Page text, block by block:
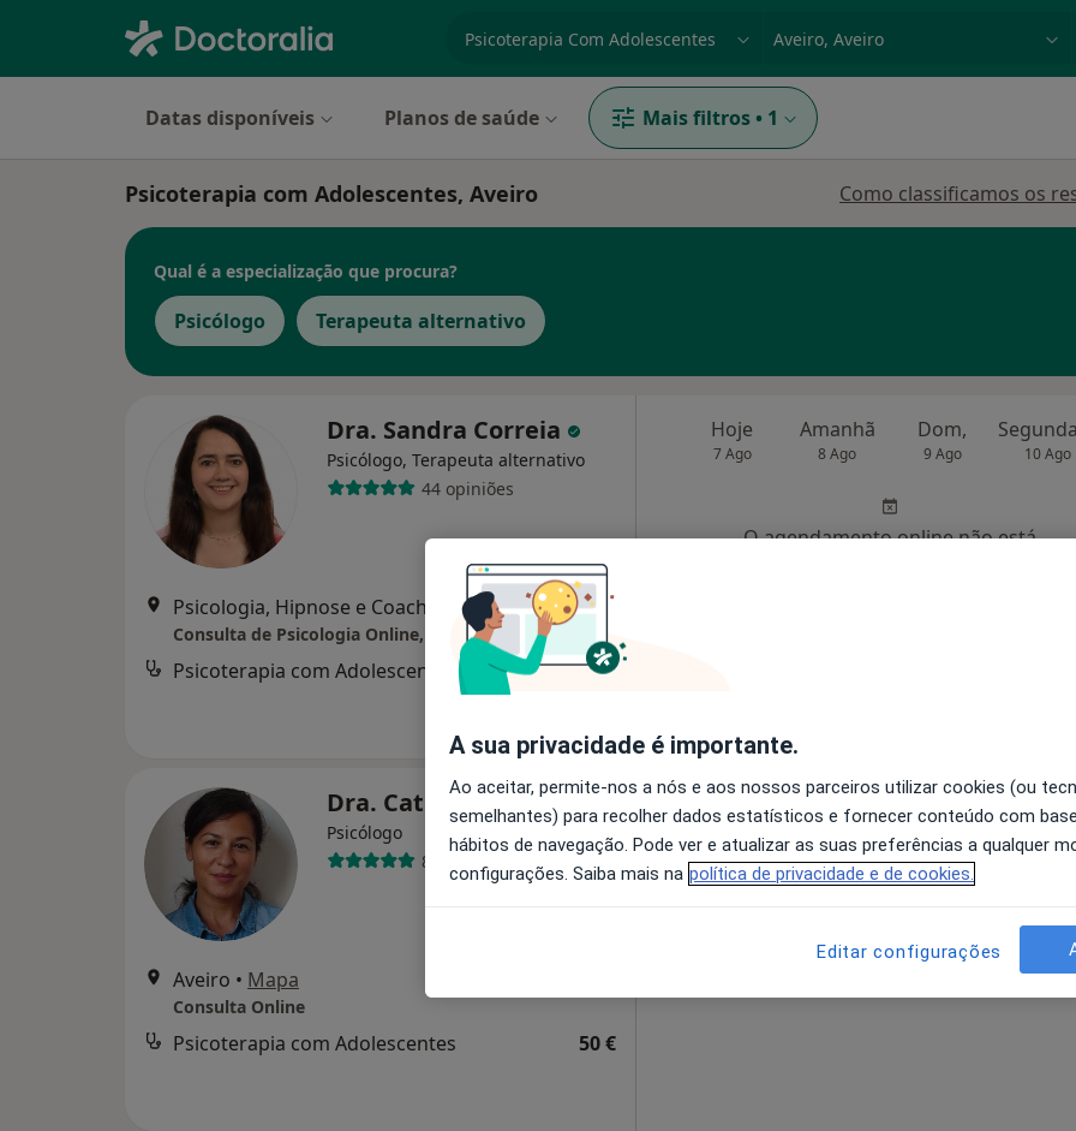
Datas disponíveis Planos de saúde Mais filtros • 1
Psicoterapia com Adolescentes, Aveiro Como classificamos os
Qual é a especialização que procura?
Psicólogo Terapeuta alternativo
Dra. Sandra Correia
Psicólogo, Terapeuta alternativo
44 opiniões
Psicologia, Hipnose e Coaching, Aveiro•Mapa
Consulta de Psicologia Online, Aveiro
Psicoterapia com Adolescentes desde 60 €
Hoje
7 Ago
Amanhã
8 Ago
Dom,
9 Ago 10 Ago
O agendamento online não está
Dra. Cathy Lourenço
Psicólogo
8 opiniões
Aveiro • Mapa
Consulta Online
Psicoterapia com Adolescentes 50 €
Hoje
7 Ago
Amanhã
8 Ago
Dom,
9 Ago 10 Ago
disponível
A sua privacidade é importante.
Ao aceitar, permite-nos a nós e aos nossos parceiros utilizar cookies (ou
semelhantes) para recolher dados estatísticos e fornecer conteúdo com
hábitos de navegação. Pode ver e atualizar as suas preferências a qualquer
configurações. Saiba mais na política de privacidade e de cookies.
Editar configurações